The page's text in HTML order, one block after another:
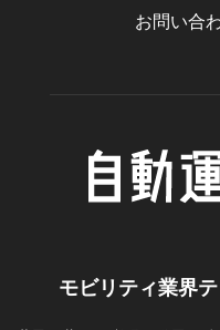
お問い合
モビリティ業界